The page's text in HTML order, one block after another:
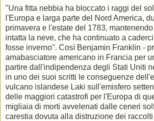
"Una fitta nebbia ha bloccato i raggi del
l'Europa e larga parte del Nord America,
primavera e l'estate del 1783,
intatta la neve, che ha continuato a
fosse inverno". Così Benjamin Franklin -
amabasciatore americano in Francia per
partire dall'indipendenza degli Stati Uniti
in uno dei suoi scritti le conseguenze
vulcano islandese Laki sull'emisfero
delle maggiori catastrofi per l'Europa di
migliaia di morti avvelenati dalle ceneri
carestia dovuta alla distruzione dei